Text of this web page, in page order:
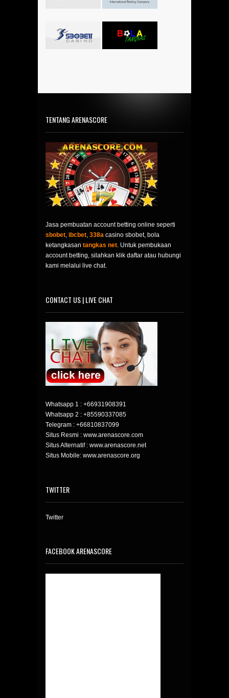
TENTANG ARENASCORE
Jasa pembuatan account betting online seperti
sbobet, ibcbet, 338a casino sbobet, bola
ketangkasan tangkas net. Untuk pembukaan
account betting, silahkan klik daftar atau hubungi
kami melalui live chat.
CONTACT US | LIVE CHAT
Whatsapp 1 : +66931908391
Whatsapp 2 : +85590337085
Telegram : +66810837099
Situs Resmi : www.arenascore.com
Situs Alternatif : www.arenascore.net
Situs Mobile: www.arenascore.org
TWITTER
Twitter
FACEBOOK ARENASCORE